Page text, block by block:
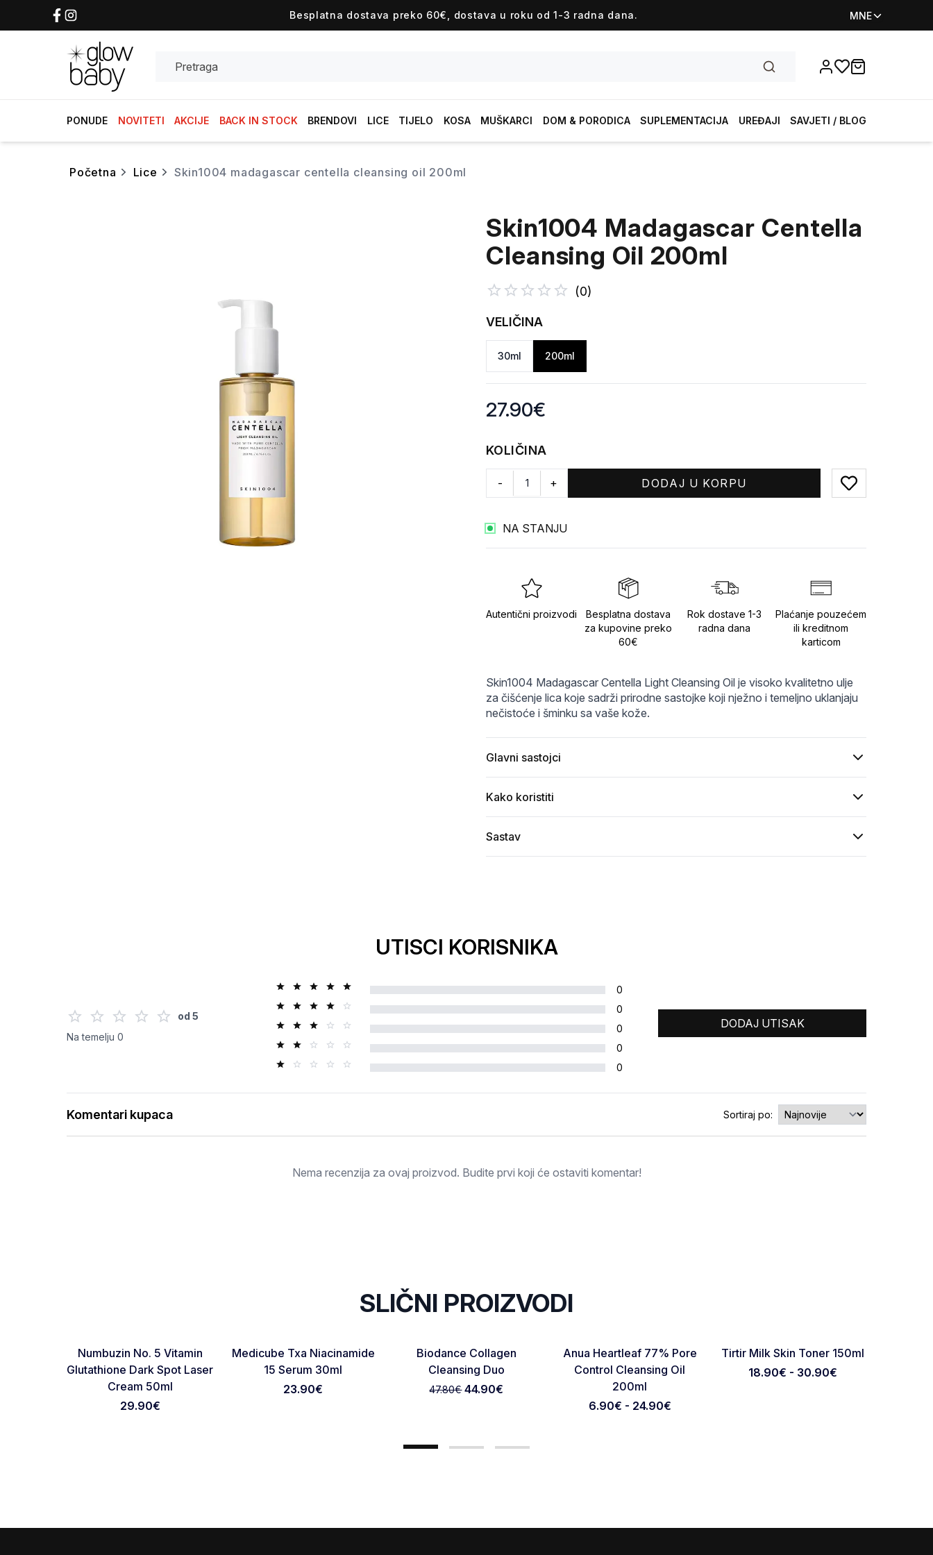
Besplatna dostava preko 60€, dostava u roku od 1-3 radna dana. MNE
Favorites
items in cart,
PONUDE NOVITETI AKCIJE BACK IN STOCK BRENDOVI LICE TIJELO KOSA MUŠKARCI DOM & PORODICA SUPLEMENTACIJA UREĐAJI SAVJETI / BLOG
početna lice skin1004 madagascar centella cleansing oil 200ml
eab8019682cdbb8dad9346fad8778bb2_wa70ewt9_dcabcdddded5e3.webp
SKIN1004-Madagascar-Centella-Light-Cleansing-Oil7.webp
Skin1004 Madagascar Centella
Cleansing Oil 200ml
(0)
VELIČINA
30ml 200ml
Product information
27.90€
KOLIČINA
- + DODAJ U KORPU
Add to favorites
NA STANJU
Autentični proizvodi
Besplatna dostava
za kupovine preko
60€
Rok dostave 1-3
radna dana
Plaćanje pouzećem
ili kreditnom
karticom
Skin1004 Madagascar Centella Light Cleansing Oil je visoko kvalitetno ulje
za čišćenje lica koje sadrži prirodne sastojke koji nježno i temeljno uklanjaju
nečistoće i šminku sa vaše kože.
Glavni sastojci
Kako koristiti
Sastav
UTISCI KORISNIKA
od 5
Na temelju 0
0
0
0
0
0
DODAJ UTISAK
Ocjena
Otkaži pregled Pošaljite pregled
Komentari kupaca Sortiraj po:
Nema recenzija za ovaj proizvod. Budite prvi koji će ostaviti komentar!
SLIČNI PROIZVODI
Favorite
Numbuzin No. 5 Vitamin
Glutathione Dark Spot Laser
Cream 50ml
29.90€
Favorite
Medicube Txa Niacinamide
15 Serum 30ml
23.90€
Favorite
Biodance Collagen
Cleansing Duo
47.80€ 44.90€
Favorite
Anua Heartleaf 77% Pore
Control Cleansing Oil
200ml
6.90€ - 24.90€
Favorite
Tirtir Milk Skin Toner 150ml
18.90€ - 30.90€